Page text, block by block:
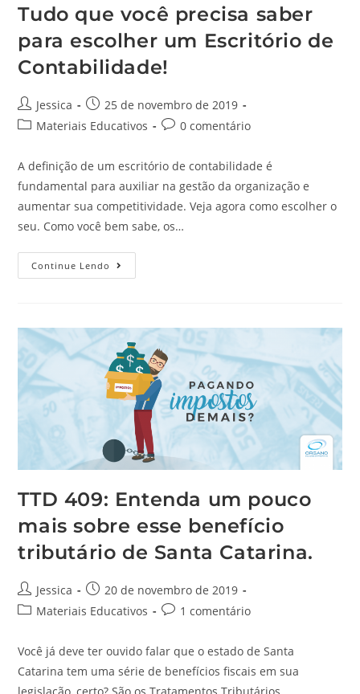
Tudo que você precisa saber
para escolher um Escritório de
Contabilidade!
Jessica
25 de novembro de 2019
Materiais Educativos
0 comentário
A definição de um escritório de contabilidade é
fundamental para auxiliar na gestão da organização e
aumentar sua competitividade. Veja agora como escolher o
seu. Como você bem sabe, os…
Continue Lendo
TTD 409: Entenda um pouco
mais sobre esse benefício
tributário de Santa Catarina.
Jessica
20 de novembro de 2019
Materiais Educativos
1 comentário
Você já deve ter ouvido falar que o estado de Santa
Catarina tem uma série de benefícios fiscais em sua